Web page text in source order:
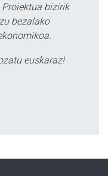
bizirik
bezalako
euskaraz!